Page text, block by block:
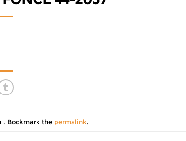
. Bookmark the permalink.